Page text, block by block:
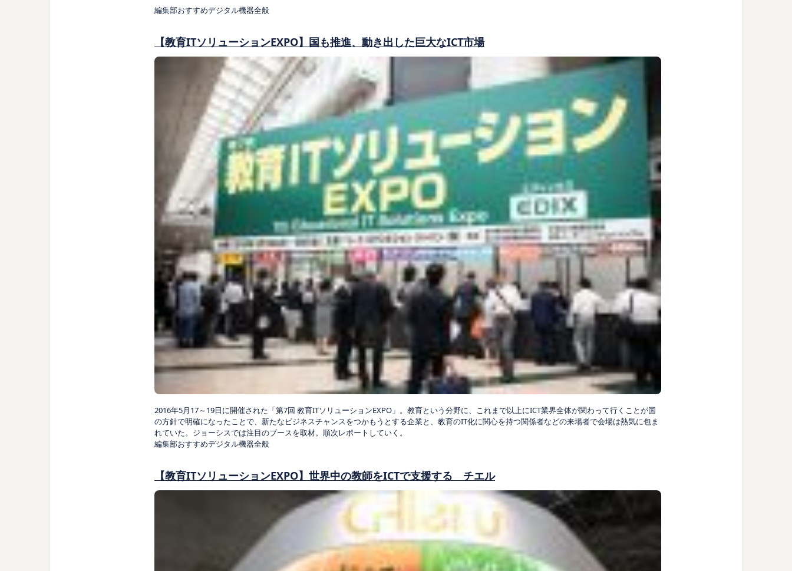
編集部おすすめデジタル機器全般
【教育ITソリューションEXPO】国も推進、動き出した巨大なICT市場
2016年5月17～19日に開催された「第7回 教育ITソリューションEXPO」。教育という分野に、これまで以上にICT業界全体が関わって行くことが国
の方針で明確になったことで、新たなビジネスチャンスをつかもうとする企業と、教育のIT化に関心を持つ関係者などの来場者で会場は熱気に包ま
れていた。ジョーシスでは注目のブースを取材。順次レポートしていく。
編集部おすすめデジタル機器全般
【教育ITソリューションEXPO】世界中の教師をICTで支援する チエル